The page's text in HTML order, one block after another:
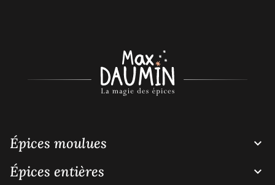
Épices moulues 
Épices entières 